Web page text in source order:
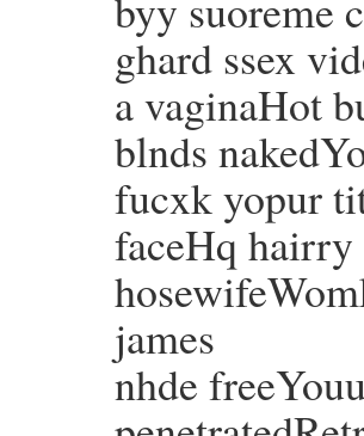
ghard ssex
a vaginaHot
blnds
fucxk yopur
faceHq
james
nhde